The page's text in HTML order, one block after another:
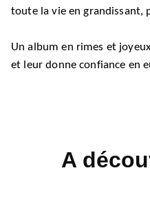
toute la vie en grandissant,
Un album en rimes et
et leur donne confiance en
A